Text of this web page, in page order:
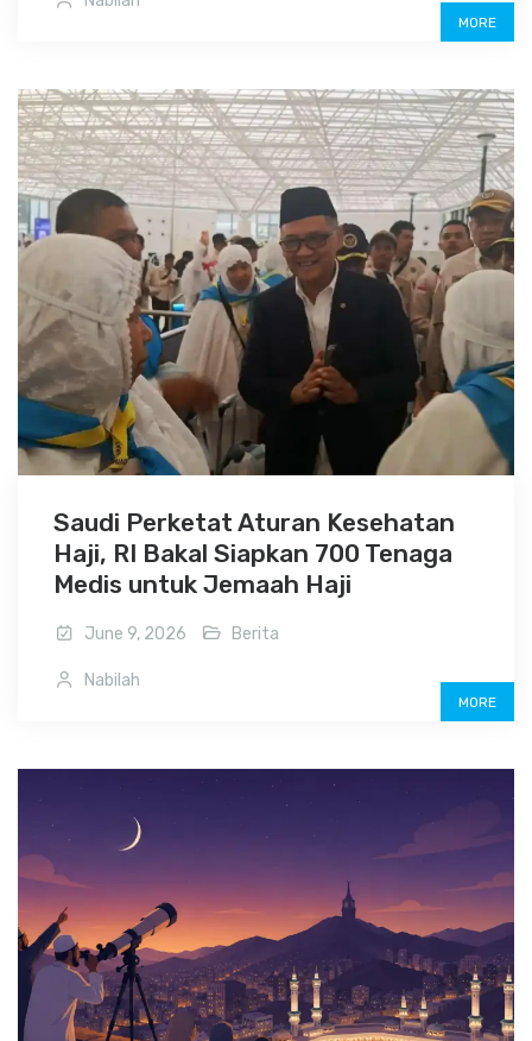
MORE
Saudi Perketat Aturan Kesehatan
Haji, RI Bakal Siapkan 700 Tenaga
Medis untuk Jemaah Haji
June 9, 2026 Berita
Nabilah
MORE